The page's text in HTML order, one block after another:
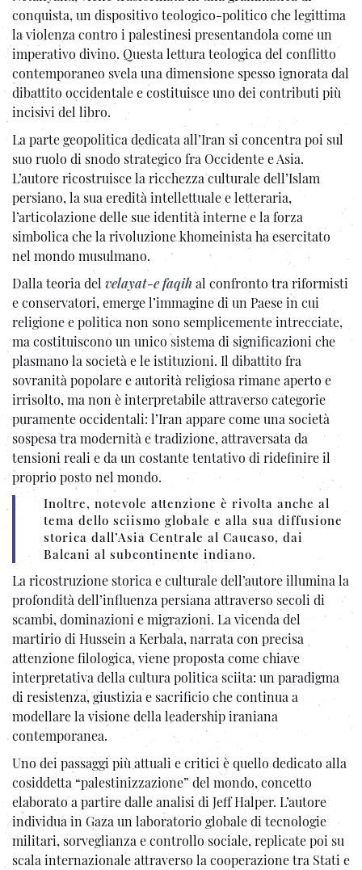
conquista, un dispositivo teologico-politico che legittima
la violenza contro i palestinesi presentandola come un
imperativo divino. Questa lettura teologica del conflitto
contemporaneo svela una dimensione spesso ignorata dal
dibattito occidentale e costituisce uno dei contributi più
incisivi del libro.
La parte geopolitica dedicata all’Iran si concentra poi sul
suo ruolo di snodo strategico fra Occidente e Asia.
L’autore ricostruisce la ricchezza culturale dell’Islam
persiano, la sua eredità intellettuale e letteraria,
l’articolazione delle sue identità interne e la forza
simbolica che la rivoluzione khomeinista ha esercitato
nel mondo musulmano.
Dalla teoria del velayat-e faqih al confronto tra riformisti
e conservatori, emerge l’immagine di un Paese in cui
religione e politica non sono semplicemente intrecciate,
ma costituiscono un unico sistema di significazioni che
plasmano la società e le istituzioni. Il dibattito fra
sovranità popolare e autorità religiosa rimane aperto e
irrisolto, ma non è interpretabile attraverso categorie
puramente occidentali: l’Iran appare come una società
sospesa tra modernità e tradizione, attraversata da
tensioni reali e da un costante tentativo di ridefinire il
proprio posto nel mondo.
Inoltre, notevole attenzione è rivolta anche al
tema dello sciismo globale e alla sua diffusione
storica dall’Asia Centrale al Caucaso, dai
Balcani al subcontinente indiano.
La ricostruzione storica e culturale dell’autore illumina la
profondità dell’influenza persiana attraverso secoli di
scambi, dominazioni e migrazioni. La vicenda del
martirio di Hussein a Kerbala, narrata con precisa
attenzione filologica, viene proposta come chiave
interpretativa della cultura politica sciita: un paradigma
di resistenza, giustizia e sacrificio che continua a
modellare la visione della leadership iraniana
contemporanea.
Uno dei passaggi più attuali e critici è quello dedicato alla
cosiddetta “palestinizzazione” del mondo, concetto
elaborato a partire dalle analisi di Jeff Halper. L’autore
individua in Gaza un laboratorio globale di tecnologie
militari, sorveglianza e controllo sociale, replicate poi su
scala internazionale attraverso la cooperazione tra Stati e